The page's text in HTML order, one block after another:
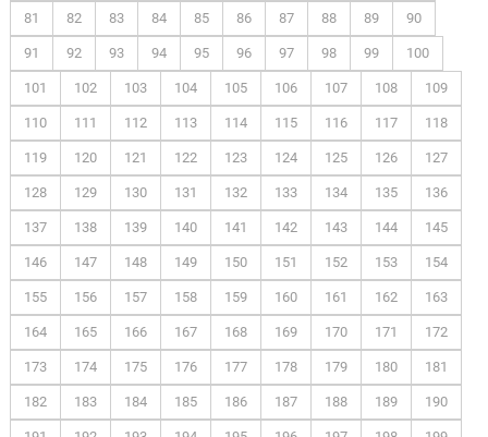
81 82 83 84 85 86 87 88 89 90
91 92 93 94 95 96 97 98 99 100
101 102 103 104 105 106 107 108 109
110 111 112 113 114 115 116 117 118
119 120 121 122 123 124 125 126 127
128 129 130 131 132 133 134 135 136
137 138 139 140 141 142 143 144 145
146 147 148 149 150 151 152 153 154
155 156 157 158 159 160 161 162 163
164 165 166 167 168 169 170 171 172
173 174 175 176 177 178 179 180 181
182 183 184 185 186 187 188 189 190